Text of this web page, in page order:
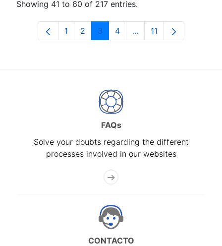
Showing 41 to 60 of 217 entries.
Page
1 Page
2 Page
3 Page
4 ...Intermediate Pages
Page
11
FAQs
Solve your doubts regarding the different
processes involved in our websites
CONTACTO